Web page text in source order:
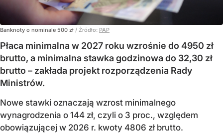
Banknoty o nominale 500 zł / Źródło: PAP
Płaca minimalna w 2027 roku wzrośnie do 4950 zł
brutto, a minimalna stawka godzinowa do 32,30 zł
brutto – zakłada projekt rozporządzenia Rady
Ministrów.
Nowe stawki oznaczają wzrost minimalnego
wynagrodzenia o 144 zł, czyli o 3 proc., względem
obowiązującej w 2026 r. kwoty 4806 zł brutto.